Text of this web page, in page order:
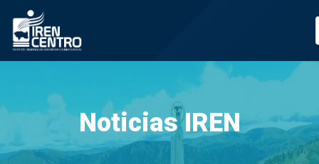
Prueba
Noticias IREN